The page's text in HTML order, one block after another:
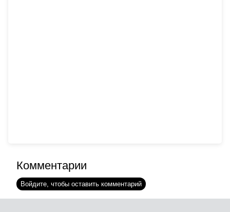
Комментарии
Войдите, чтобы оставить комментарий